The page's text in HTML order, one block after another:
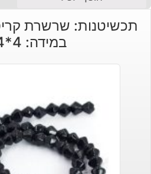
תכשיטנות: שרשרת
במידה: 4*4 מ"מ